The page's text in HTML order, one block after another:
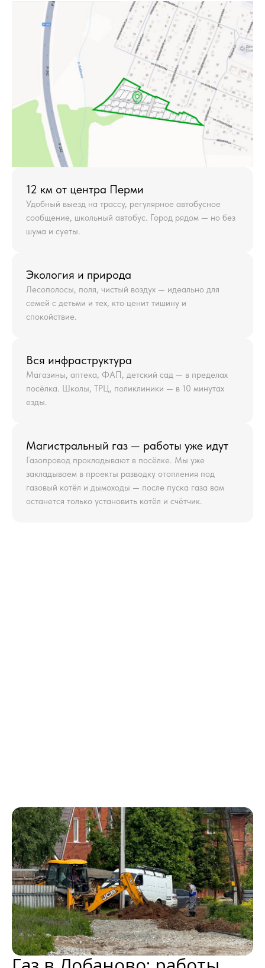
12 км от центра Перми
Удобный выезд на трассу, регулярное автобусное
сообщение, школьный автобус. Город рядом — но без
шума и суеты.
Экология и природа
Лесополосы, поля, чистый воздух — идеально для
семей с детьми и тех, кто ценит тишину и
спокойствие.
Вся инфраструктура
Магазины, аптека, ФАП, детский сад — в пределах
посёлка. Школы, ТРЦ, поликлиники — в 10 минутах
езды.
Магистральный газ — работы уже идут
Газопровод прокладывают в посёлке. Мы уже
закладываем в проекты разводку отопления под
газовый котёл и дымоходы — после пуска газа вам
останется только установить котёл и счётчик.